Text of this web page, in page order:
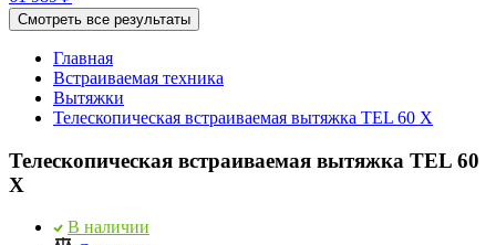
Смотреть все результаты
Главная
Встраиваемая техника
Вытяжки
Телескопическая встраиваемая вытяжка TEL 60 X
Телескопическая встраиваемая вытяжка TEL 60
X
В наличии